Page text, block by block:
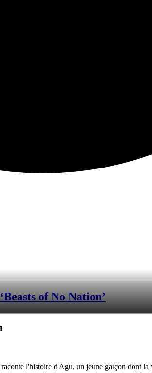
of No Nation’
l'histoire d'Agu, un jeune garçon dont la